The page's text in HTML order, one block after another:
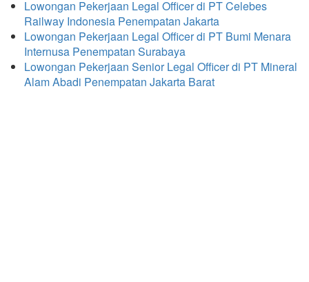
Lowongan Pekerjaan Legal Officer di PT Celebes
Railway Indonesia Penempatan Jakarta
Lowongan Pekerjaan Legal Officer di PT Bumi Menara
Internusa Penempatan Surabaya
Lowongan Pekerjaan Senior Legal Officer di PT Mineral
Alam Abadi Penempatan Jakarta Barat